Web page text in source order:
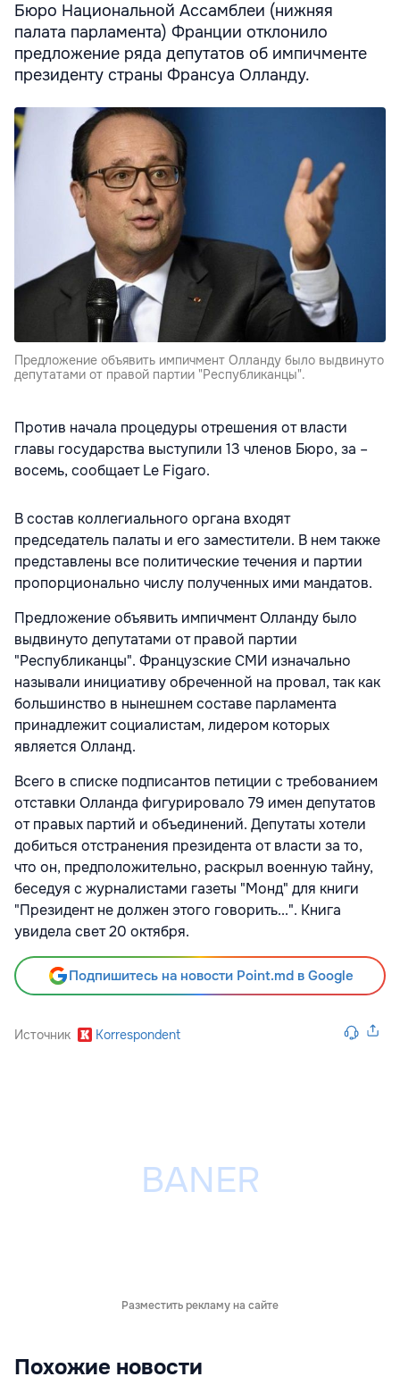
Бюро Национальной Ассамблеи (нижняя
палата парламента) Франции отклонило
предложение ряда депутатов об импичменте
президенту страны Франсуа Олланду.
Предложение объявить импичмент Олланду было выдвинуто
депутатами от правой партии "Республиканцы".
Против начала процедуры отрешения от власти
главы государства выступили 13 членов Бюро, за –
восемь, сообщает Le Figaro.
В состав коллегиального органа входят
председатель палаты и его заместители. В нем также
представлены все политические течения и партии
пропорционально числу полученных ими мандатов.
Предложение объявить импичмент Олланду было
выдвинуто депутатами от правой партии
"Республиканцы". Французские СМИ изначально
называли инициативу обреченной на провал, так как
большинство в нынешнем составе парламента
принадлежит социалистам, лидером которых
является Олланд.
Всего в списке подписантов петиции с требованием
отставки Олланда фигурировало 79 имен депутатов
от правых партий и объединений. Депутаты хотели
добиться отстранения президента от власти за то,
что он, предположительно, раскрыл военную тайну,
беседуя с журналистами газеты "Монд" для книги
"Президент не должен этого говорить...". Книга
увидела свет 20 октября.
Подпишитесь на новости Point.md в Google
Источник Korrespondent
Разместить рекламу на сайте
Похожие новости